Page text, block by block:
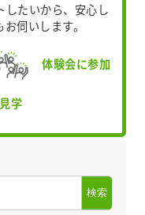
したいから、安心し
伺いします。
体験会に参加
学
検索